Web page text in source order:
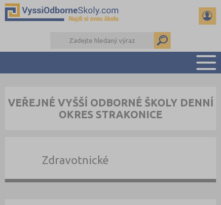
PŘÍPRAVA NA PŘIJÍMAČKY
KALENDÁŘ AKCÍ
VEŘEJNÉ VYŠŠÍ ODBORNÉ ŠKOLY DENNÍ
OKRES STRAKONICE
Zdravotnické